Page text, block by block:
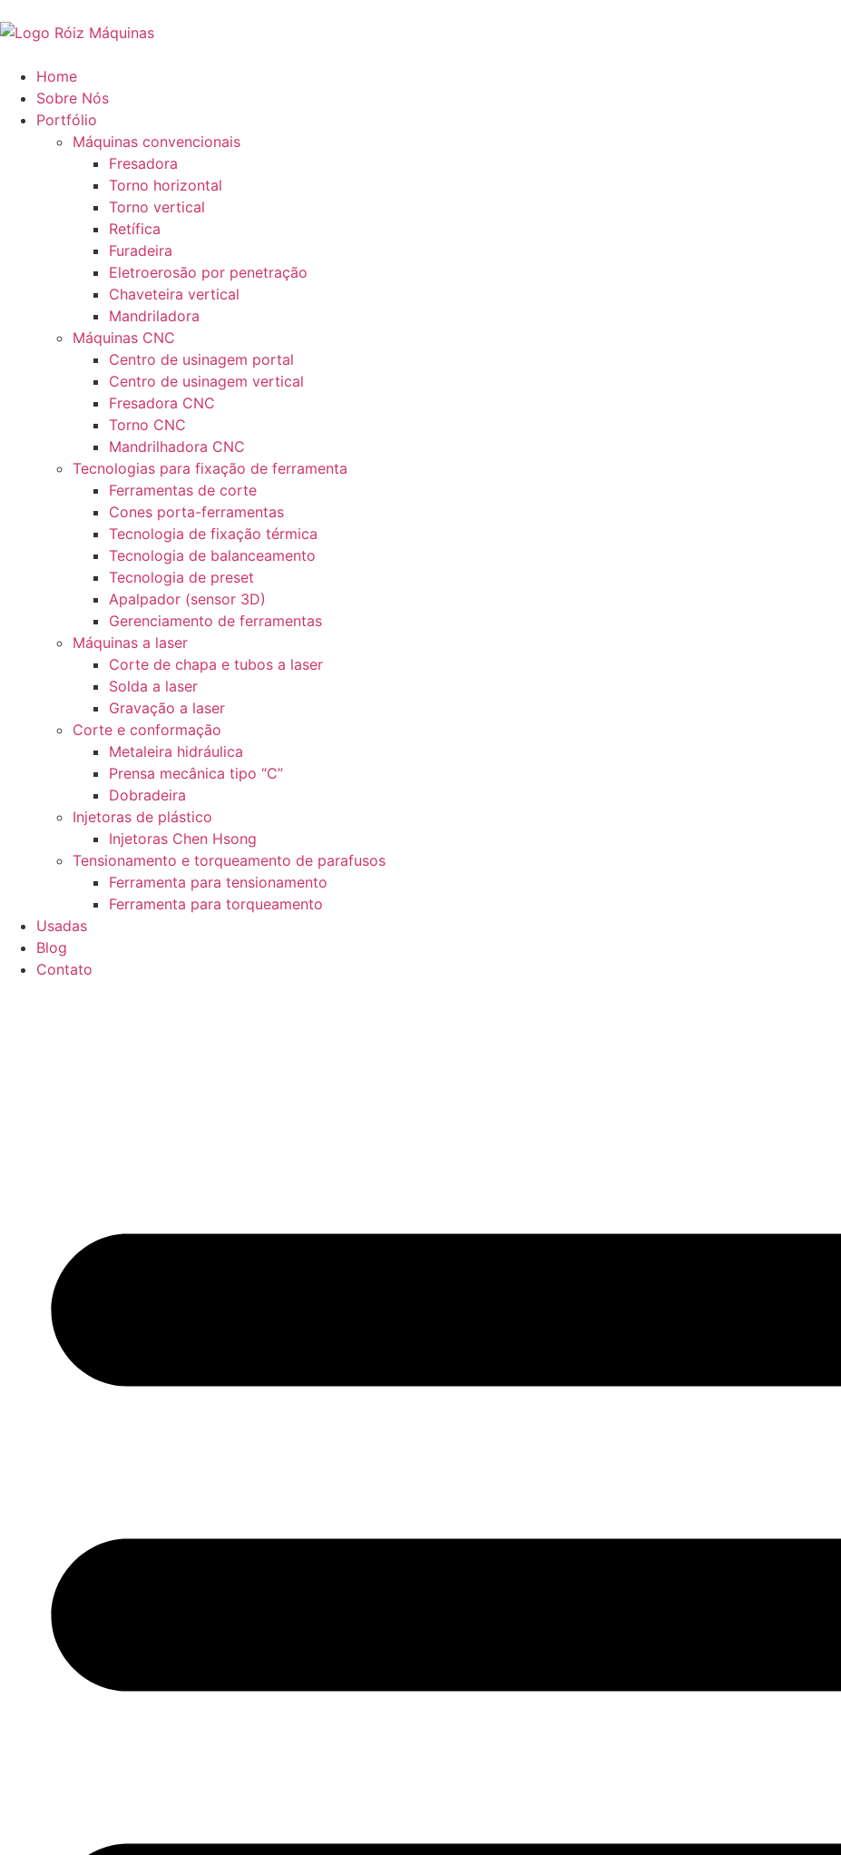
Home
Sobre Nós
Portfólio
Máquinas convencionais
Fresadora
Torno horizontal
Torno vertical
Retífica
Furadeira
Eletroerosão por penetração
Chaveteira vertical
Mandriladora
Máquinas CNC
Centro de usinagem portal
Centro de usinagem vertical
Fresadora CNC
Torno CNC
Mandrilhadora CNC
Tecnologias para fixação de ferramenta
Ferramentas de corte
Cones porta-ferramentas
Tecnologia de fixação térmica
Tecnologia de balanceamento
Tecnologia de preset
Apalpador (sensor 3D)
Gerenciamento de ferramentas
Máquinas a laser
Corte de chapa e tubos a laser
Solda a laser
Gravação a laser
Corte e conformação
Metaleira hidráulica
Prensa mecânica tipo “C”
Dobradeira
Injetoras de plástico
Injetoras Chen Hsong
Tensionamento e torqueamento de parafusos
Ferramenta para tensionamento
Ferramenta para torqueamento
Usadas
Blog
Contato